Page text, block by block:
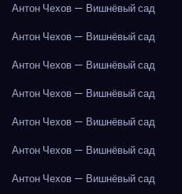
Антон Чехов — Вишнёвый сад
Антон Чехов — Вишнёвый сад
Антон Чехов — Вишнёвый сад
Антон Чехов — Вишнёвый сад
Антон Чехов — Вишнёвый сад
Антон Чехов — Вишнёвый сад
Антон Чехов — Вишнёвый сад